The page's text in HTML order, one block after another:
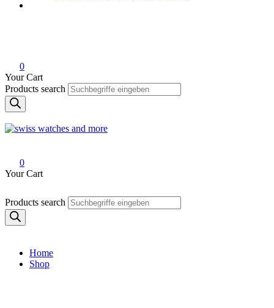
0
Your Cart
Products search
0
Your Cart
Products search
Home
Shop